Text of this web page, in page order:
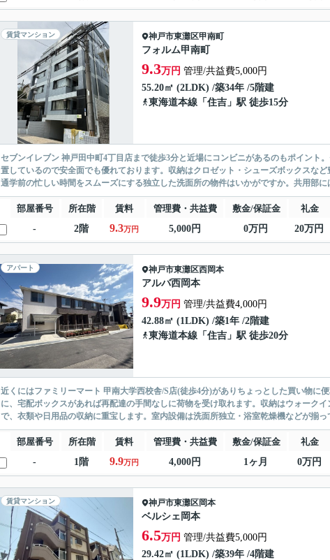
賃貸マンション 神戸市東灘区甲南町
フォルム甲南町
9.3万円 管理/共益費5,000円
55.20㎡ (2LDK) /築34年 /5階建
東海道本線 「 住吉 」駅 徒歩15分
セブンイレブン 神戸田中町4丁目店まで徒歩3分と近場にコンビニがあるのもポイント
置しているので安全面でも優れております。収納はクロゼット・シューズボックスな
通学前の忙しい時間をスムーズにする独立した洗面所の物件はいかがですか。共用部
部屋番号 所在階 賃料 管理費・共益費 敷金/保証金 礼金
-
2階 9.3万円 5,000円 0万円 20万円
アパート 神戸市東灘区西岡本
アルバ西岡本
9.9万円 管理/共益費4,000円
42.88㎡ (1LDK) /築1年 /2階建
東海道本線 「 住吉 」駅 徒歩20分
近くにはファミリーマート 甲南大学西校舎/S店(徒歩4分)がありちょっとした買い物に
に、宅配ボックスがあれば再配達の手間なしに荷物を受け取れます。収納はウォーク
で、衣類や日用品の収納に重宝します。室内設備は洗面所独立・浴室乾燥機などが揃
部屋番号 所在階 賃料 管理費・共益費 敷金/保証金 礼金
-
1階 9.9万円 4,000円 1ヶ月 0万円
賃貸マンション 神戸市東灘区岡本
ベルシェ岡本
6.5万円 管理/共益費5,000円
29.42㎡ (1LDK) /築39年 /4階建